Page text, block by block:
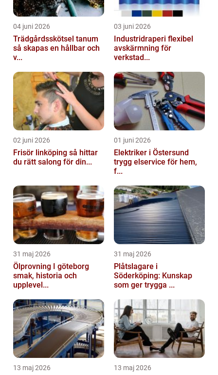
04 juni 2026
Trädgårdsskötsel tanum
så skapas en hållbar och
v...
03 juni 2026
Industridraperi flexibel
avskärmning för
verkstad...
02 juni 2026
Frisör linköping så hittar
du rätt salong för din...
01 juni 2026
Elektriker i Östersund
trygg elservice för hem,
f...
31 maj 2026
Ölprovning I göteborg
smak, historia och
upplevel...
31 maj 2026
Plåtslagare i
Söderköping: Kunskap
som ger trygga ...
13 maj 2026 13 maj 2026